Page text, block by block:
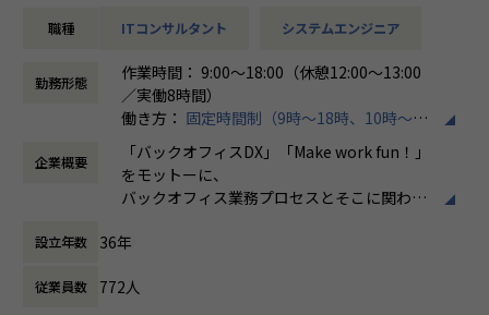
国内全体では基幹業務の標準化は急務であるものの、大手・
多くERP導入の課題感は多い状況です。
ホープスはそのような企業への支援戦略を中心に事業を展開
大手企業、中規模企業向けのERP領域でシェアNO.1を目指し
国内サプライチェーン全体での業務標準化を狙っています。
IT開発関連業務
ています。
・SAP Success Factors、COMPANY導入経験者優遇ですが、
歓迎しています。
➁経費精算システム導入開発エンジニア
・主に基本設計～導入、本番稼働および稼働後の保守対応ま
での業務を想定しております。
・代表的なソリューションとしてSpendia、Ci*X（サイクロ
です。
【会社概要】
職種 ITコンサルタント システムエンジニア
勤務形態
作業時間： 9:00～18:00（休憩12:00～13:00
／実働8時間）
働き方： 固定時間制（9時～18時、10時～19
時など）
時間外労働の有無： 有（月平均10時間）
休憩時間： 60分
企業概要
「バックオフィスDX」「Make work fun！」
をモットーに、
バックオフィス業務プロセスとそこに関わる
企業競争力を向上させることを使命としてい
設立年数 36年
従業員数 772人